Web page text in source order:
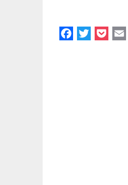
FacebookTwitterPocket